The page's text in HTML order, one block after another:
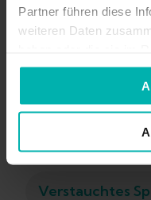
Partner führen diese
weiteren Daten
gesammelt haben.
Top
Verstauchtes